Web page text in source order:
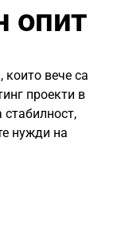
опит
вече са
проекти в
стабилност,
нужди на